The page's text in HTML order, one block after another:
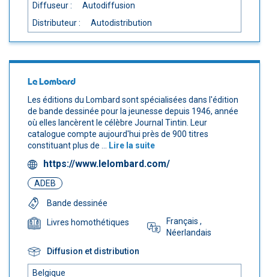
Diffuseur :
Autodiffusion
Distributeur :
Autodistribution
Le Lombard
Les éditions du Lombard sont spécialisées dans l'édition
de bande dessinée pour la jeunesse depuis 1946, année
où elles lancèrent le célèbre Journal Tintin. Leur
catalogue compte aujourd'hui près de 900 titres
constituant plus de ... Lire la suite
https://www.lelombard.com/
ADEB
Bande dessinée
Livres homothétiques
Français ,
Néerlandais
Diffusion et distribution
Belgique